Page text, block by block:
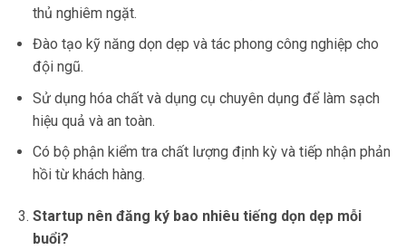
thủ nghiêm ngặt.
Đào tạo kỹ năng dọn dẹp và tác phong công nghiệp cho
đội ngũ.
Sử dụng hóa chất và dụng cụ chuyên dụng để làm sạch
hiệu quả và an toàn.
Có bộ phận kiểm tra chất lượng định kỳ và tiếp nhận phản
hồi từ khách hàng.
Startup nên đăng ký bao nhiêu tiếng dọn dẹp mỗi
buổi?